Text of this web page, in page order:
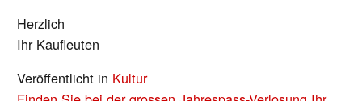
Herzlich
Ihr Kaufleuten
Veröffentlicht in Kultur